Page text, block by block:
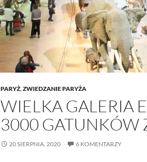
PARYŻ,ZWIEDZANIE PARYŻA
WIELKA GALERIA
3000 GATUNKÓW
20 SIERPNIA, 2020 6 KOMENTARZY